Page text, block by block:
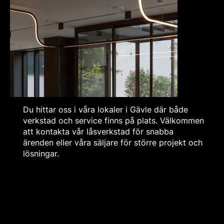
Du hittar oss i våra lokaler i Gävle där både
verkstad och service finns på plats. Välkommen
att kontakta vår låsverkstad för snabba
ärenden eller våra säljare för större projekt och
lösningar.